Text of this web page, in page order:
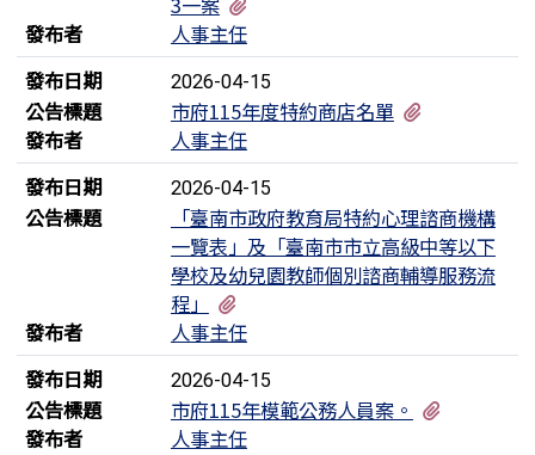
發布者
人事主任
發布日期
2026-04-15
公告標題 市府115年度特約商店名單
發布者
人事主任
發布日期
2026-04-15
公告標題
「臺南市政府教育局特約心理諮商機構
一覽表」及「臺南市市立高級中等以下
學校及幼兒園教師個別諮商輔導服務流
程」
發布者
人事主任
發布日期
2026-04-15
公告標題 市府115年模範公務人員案。
發布者
人事主任